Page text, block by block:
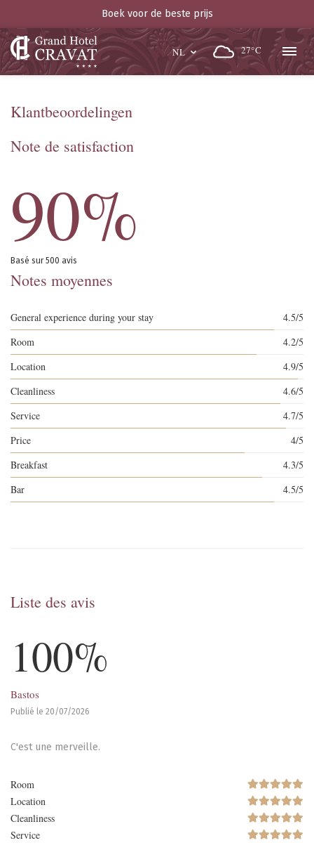
Boek voor de beste prijs
NL 27°C
Klantbeoordelingen
Note de satisfaction
90%
Basé sur 500 avis
Notes moyennes
General experience during your stay
4.5/5
Room
4.2/5
Location
4.9/5
Cleanliness
4.6/5
Service
4.7/5
Price
4/5
Breakfast
4.3/5
Bar
4.5/5
Liste des avis
100%
Bastos
Publié le 20/07/2026
C'est une merveille.
Room
Location
Cleanliness
Service